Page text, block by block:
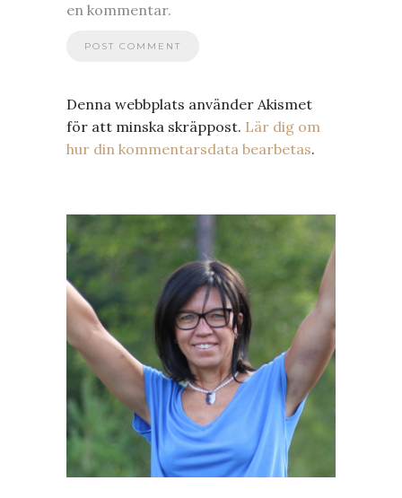
en kommentar.
Denna webbplats använder Akismet
för att minska skräppost. Lär dig om
hur din kommentarsdata bearbetas.